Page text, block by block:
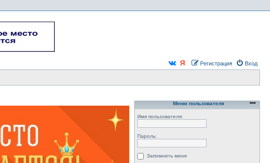
Вход
Регистрация
Меню пользователя
Имя пользователя:
Пароль:
Запомнить меня